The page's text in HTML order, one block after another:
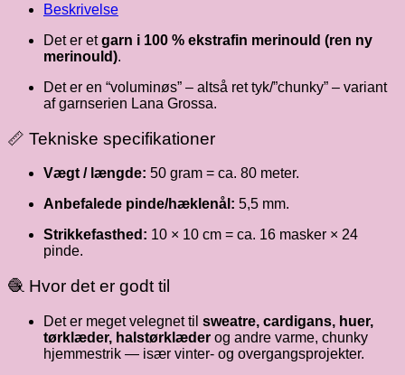
Beskrivelse
Det er etgarn i 100 % ekstrafin merinould (ren ny
merinould).
Det er en “voluminøs” – altså ret tyk/”chunky” – variant
af garnserien Lana Grossa.
📏 Tekniske specifikationer
Vægt / længde: 50 gram = ca. 80 meter.
Anbefalede pinde/hæklenål: 5,5 mm.
Strikkefasthed: 10 × 10 cm = ca. 16 masker × 24
pinde.
🧶 Hvor det er godt til
Det er meget velegnet til sweatre, cardigans, huer,
tørklæder, halstørklæder og andre varme, chunky
hjemmestrik — især vinter- og overgangs­projekter.